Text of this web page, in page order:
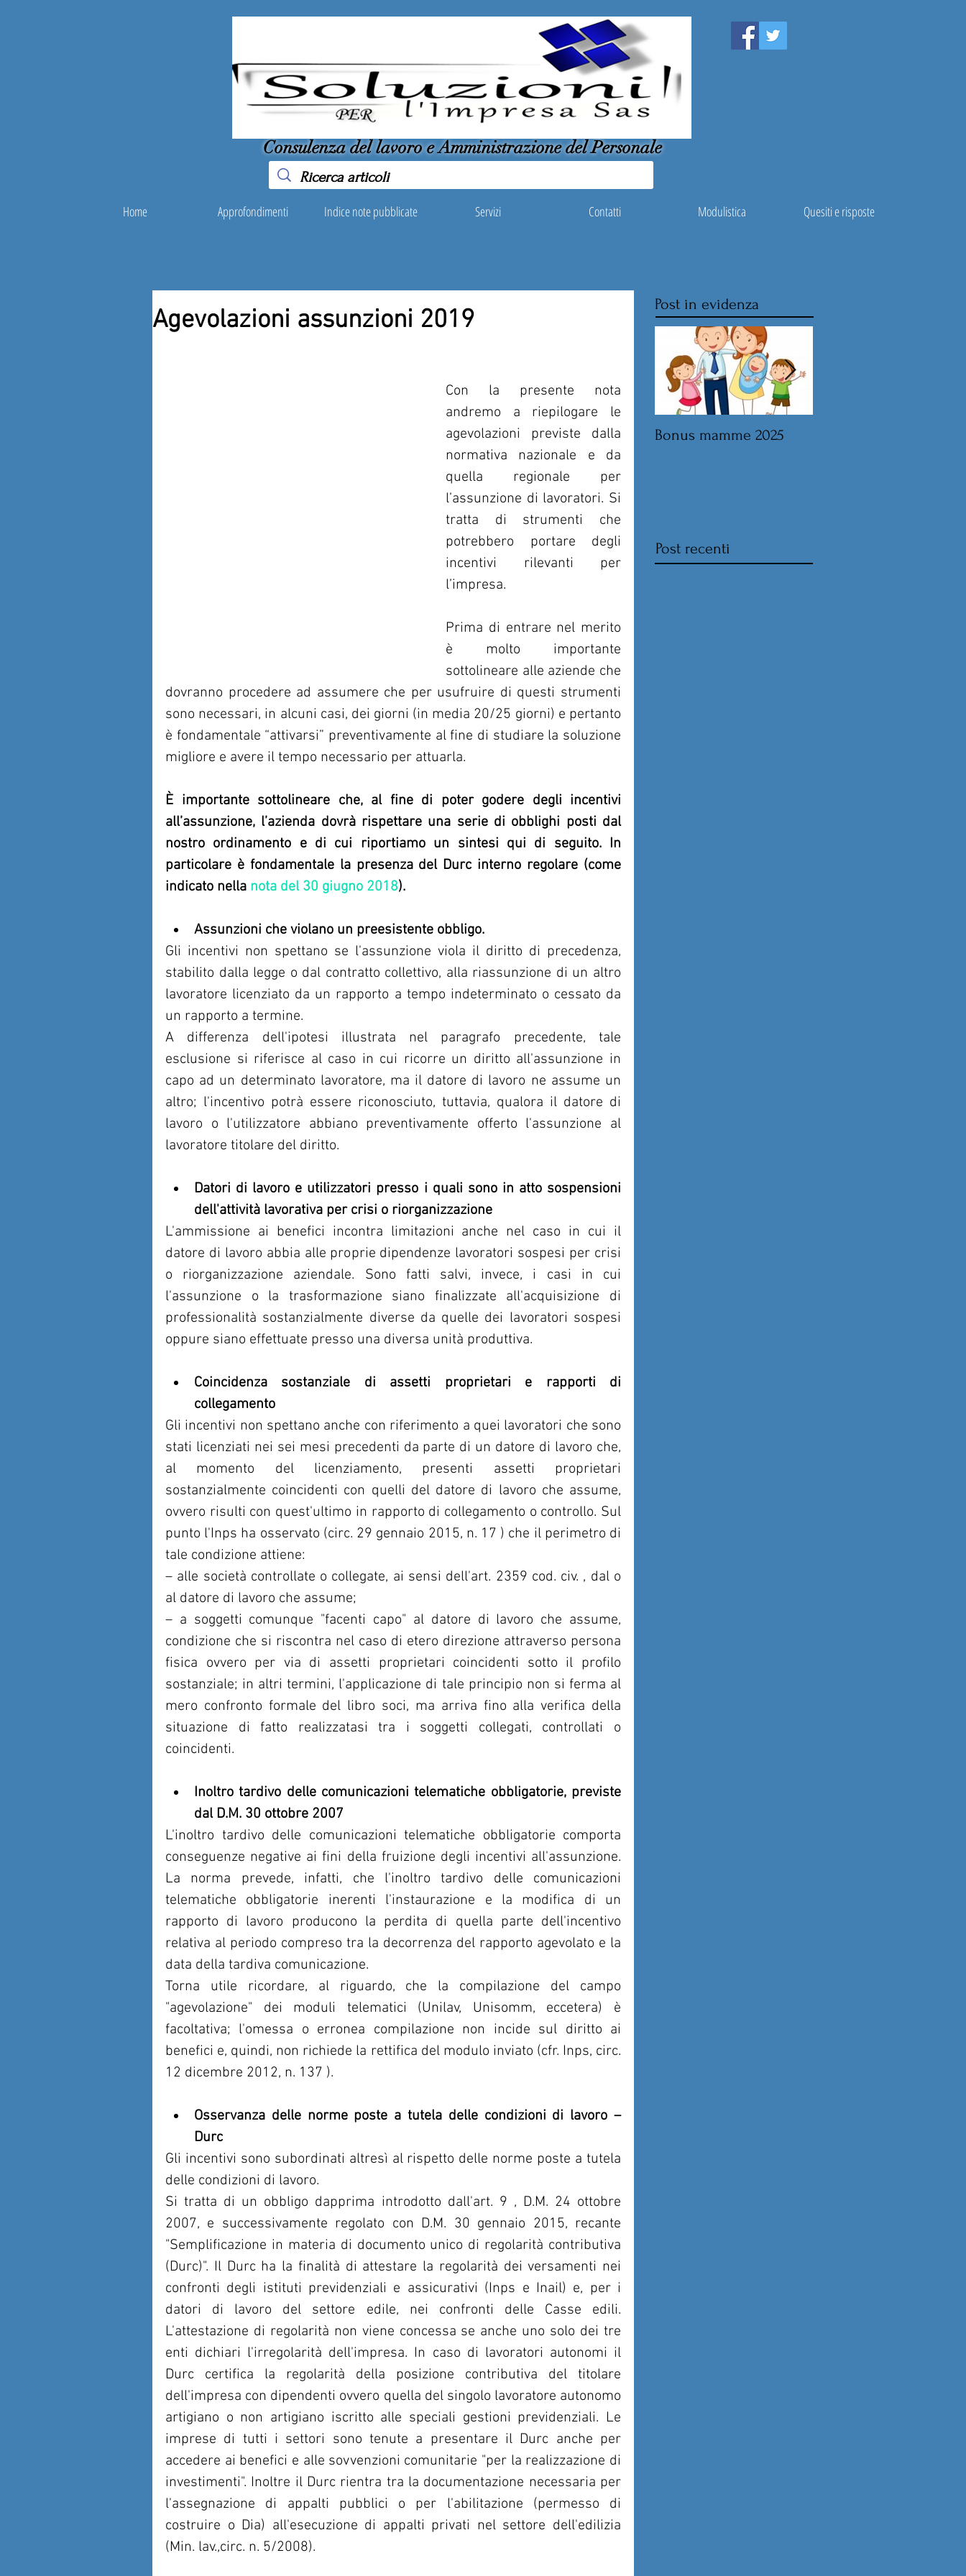
Consulenza del lavoro e Amministrazione del Personale
Home Approfondimenti Indice note pubblicate Servizi Contatti Modulistica Quesiti e risposte
Agevolazioni assunzioni 2019
Con la presente nota
andremo a riepilogare le
agevolazioni previste dalla
normativa nazionale e da
quella regionale per
l’assunzione di lavoratori. Si
tratta di strumenti che
potrebbero portare degli
incentivi rilevanti per
l’impresa.
Prima di entrare nel merito
è molto importante
sottolineare alle aziende che
dovranno procedere ad assumere che per usufruire di questi strumenti
sono necessari, in alcuni casi, dei giorni (in media 20/25 giorni) e pertanto
è fondamentale “attivarsi” preventivamente al fine di studiare la soluzione
migliore e avere il tempo necessario per attuarla.
È importante sottolineare che, al fine di poter godere degli incentivi
all’assunzione, l’azienda dovrà rispettare una serie di obblighi posti dal
nostro ordinamento e di cui riportiamo un sintesi qui di seguito. In
particolare è fondamentale la presenza del Durc interno regolare (come
indicato nella nota del 30 giugno 2018).
Assunzioni che violano un preesistente obbligo.
Gli incentivi non spettano se l'assunzione viola il diritto di precedenza,
stabilito dalla legge o dal contratto collettivo, alla riassunzione di un altro
lavoratore licenziato da un rapporto a tempo indeterminato o cessato da
un rapporto a termine.
A differenza dell'ipotesi illustrata nel paragrafo precedente, tale
esclusione si riferisce al caso in cui ricorre un diritto all'assunzione in
capo ad un determinato lavoratore, ma il datore di lavoro ne assume un
altro; l'incentivo potrà essere riconosciuto, tuttavia, qualora il datore di
lavoro o l'utilizzatore abbiano preventivamente offerto l'assunzione al
lavoratore titolare del diritto.
Datori di lavoro e utilizzatori presso i quali sono in atto sospensioni
dell'attività lavorativa per crisi o riorganizzazione
L'ammissione ai benefici incontra limitazioni anche nel caso in cui il
datore di lavoro abbia alle proprie dipendenze lavoratori sospesi per crisi
o riorganizzazione aziendale. Sono fatti salvi, invece, i casi in cui
l'assunzione o la trasformazione siano finalizzate all'acquisizione di
professionalità sostanzialmente diverse da quelle dei lavoratori sospesi
oppure siano effettuate presso una diversa unità produttiva.
Coincidenza sostanziale di assetti proprietari e rapporti di
collegamento
Gli incentivi non spettano anche con riferimento a quei lavoratori che sono
stati licenziati nei sei mesi precedenti da parte di un datore di lavoro che,
al momento del licenziamento, presenti assetti proprietari
sostanzialmente coincidenti con quelli del datore di lavoro che assume,
ovvero risulti con quest'ultimo in rapporto di collegamento o controllo. Sul
punto l'Inps ha osservato (circ. 29 gennaio 2015, n. 17 ) che il perimetro di
tale condizione attiene:
– alle società controllate o collegate, ai sensi dell'art. 2359 cod. civ. , dal o
al datore di lavoro che assume;
– a soggetti comunque "facenti capo" al datore di lavoro che assume,
condizione che si riscontra nel caso di etero direzione attraverso persona
fisica ovvero per via di assetti proprietari coincidenti sotto il profilo
sostanziale; in altri termini, l'applicazione di tale principio non si ferma al
mero confronto formale del libro soci, ma arriva fino alla verifica della
situazione di fatto realizzatasi tra i soggetti collegati, controllati o
coincidenti.
Inoltro tardivo delle comunicazioni telematiche obbligatorie, previste
dal D.M. 30 ottobre 2007
L'inoltro tardivo delle comunicazioni telematiche obbligatorie comporta
conseguenze negative ai fini della fruizione degli incentivi all'assunzione.
La norma prevede, infatti, che l'inoltro tardivo delle comunicazioni
telematiche obbligatorie inerenti l'instaurazione e la modifica di un
rapporto di lavoro producono la perdita di quella parte dell'incentivo
relativa al periodo compreso tra la decorrenza del rapporto agevolato e la
data della tardiva comunicazione.
Torna utile ricordare, al riguardo, che la compilazione del campo
"agevolazione" dei moduli telematici (Unilav, Unisomm, eccetera) è
facoltativa; l'omessa o erronea compilazione non incide sul diritto ai
benefici e, quindi, non richiede la rettifica del modulo inviato (cfr. Inps, circ.
12 dicembre 2012, n. 137 ).
Osservanza delle norme poste a tutela delle condizioni di lavoro –
Durc
Gli incentivi sono subordinati altresì al rispetto delle norme poste a tutela
delle condizioni di lavoro.
Si tratta di un obbligo dapprima introdotto dall'art. 9 , D.M. 24 ottobre
2007, e successivamente regolato con D.M. 30 gennaio 2015, recante
"Semplificazione in materia di documento unico di regolarità contributiva
(Durc)". Il Durc ha la finalità di attestare la regolarità dei versamenti nei
confronti degli istituti previdenziali e assicurativi (Inps e Inail) e, per i
datori di lavoro del settore edile, nei confronti delle Casse edili.
L'attestazione di regolarità non viene concessa se anche uno solo dei tre
enti dichiari l'irregolarità dell'impresa. In caso di lavoratori autonomi il
Durc certifica la regolarità della posizione contributiva del titolare
dell'impresa con dipendenti ovvero quella del singolo lavoratore autonomo
artigiano o non artigiano iscritto alle speciali gestioni previdenziali. Le
imprese di tutti i settori sono tenute a presentare il Durc anche per
accedere ai benefici e alle sovvenzioni comunitarie "per la realizzazione di
investimenti". Inoltre il Durc rientra tra la documentazione necessaria per
l'assegnazione di appalti pubblici o per l'abilitazione (permesso di
costruire o Dia) all'esecuzione di appalti privati nel settore dell'edilizia
(Min. lav.,circ. n. 5/2008).
Post in evidenza
Bonus mamme 2025
Post recenti